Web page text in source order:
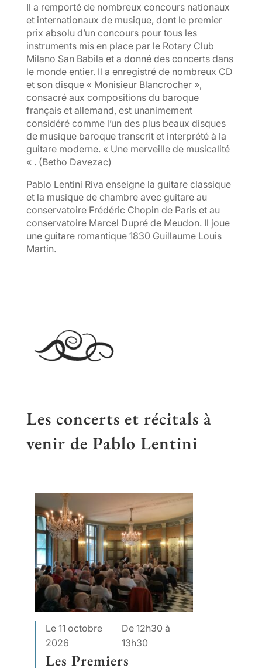
Il a remporté de nombreux concours nationaux
et internationaux de musique, dont le premier
prix absolu d’un concours pour tous les
instruments mis en place par le Rotary Club
Milano San Babila et a donné des concerts dans
le monde entier. Il a enregistré de nombreux CD
et son disque « Monisieur Blancrocher »,
consacré aux compositions du baroque
français et allemand, est unanimement
considéré comme l’un des plus beaux disques
de musique baroque transcrit et interprété à la
guitare moderne. « Une merveille de musicalité
« . (Betho Davezac)
Pablo Lentini Riva enseigne la guitare classique
et la musique de chambre avec guitare au
conservatoire Frédéric Chopin de Paris et au
conservatoire Marcel Dupré de Meudon. Il joue
une guitare romantique 1830 Guillaume Louis
Martin.
Les concerts et récitals à
venir de Pablo Lentini
Le 11 octobre
2026
De 12h30 à
13h30
Les Premiers